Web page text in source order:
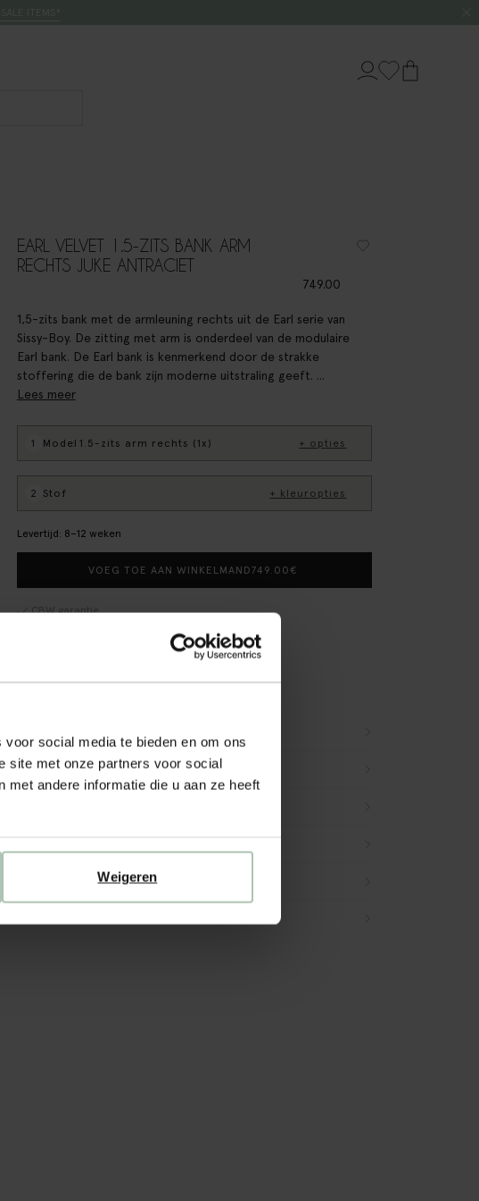
social media te bieden en om ons
site met onze partners voor social
met andere informatie die u aan ze heeft
Weigeren
EARL VELVET 1.5-ZITS BANK ARM
RECHTS JUKE ANTRACIET
749.00
1,5-zits bank met de armleuning rechts uit de Earl serie van
Sissy-Boy. De zitting met arm is onderdeel van de modulaire
Earl bank. De Earl bank is kenmerkend door de strakke
stoffering die de bank zijn moderne uitstraling geeft. ...
Lees meer
1 Model
: 1.5-zits arm rechts (1x) + opties
2 Stof
: + kleuropties
Levertijd: 8–12 weken
VOEG TOE AAN WINKELMAND749.00 €
CBW garantie
We maken de bank gebruiksklaar
Verpakkingsmateriaal nemen we mee
Banken retourvoorwaarden
Reviews (6)